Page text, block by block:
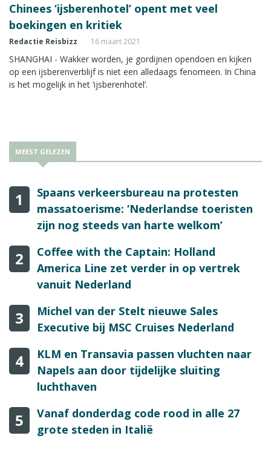
Chinees ‘ijsberenhotel’ opent met veel
boekingen en kritiek
Redactie Reisbizz 16 maart 2021
SHANGHAI - Wakker worden, je gordijnen opendoen en kijken
op een ijsberenverblijf is niet een alledaags fenomeen. In China
is het mogelijk in het ‘ijsberenhotel’.
MEEST GELEZEN
1
Spaans verkeersbureau na protesten
massatoerisme: ‘Nederlandse toeristen
zijn nog steeds van harte welkom’
2
Coffee with the Captain: Holland
America Line zet verder in op vertrek
vanuit Nederland
3
Michel van der Stelt nieuwe Sales
Executive bij MSC Cruises Nederland
4
KLM en Transavia passen vluchten naar
Napels aan door tijdelijke sluiting
luchthaven
5
Vanaf donderdag code rood in alle 27
grote steden in Italië